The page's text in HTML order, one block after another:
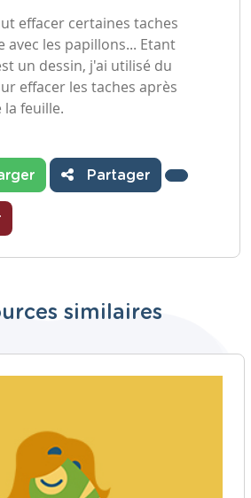
effacer certaines taches
avec les papillons... Etant
un dessin, j'ai utilisé du
effacer les taches après
feuille.
Partager
similaires